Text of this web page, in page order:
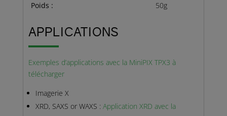
Poids :
50g
APPLICATIONS
Exemples d’applications avec la MiniPIX TPX3 à
télécharger
Imagerie X
XRD, SAXS or WAXS : Application XRD avec la